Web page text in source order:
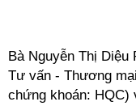
Bà Nguyễn Thị
Tư vấn - Thương
chứng khoán: HQC)